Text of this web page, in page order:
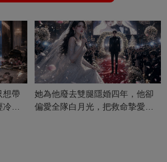
想帶
冷漠
她為他廢去雙腿隱婚四年，他卻
偏愛全隊白月光，把救命摯愛當